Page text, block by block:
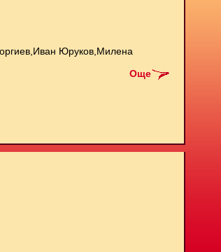
Юруков,Милена
Още